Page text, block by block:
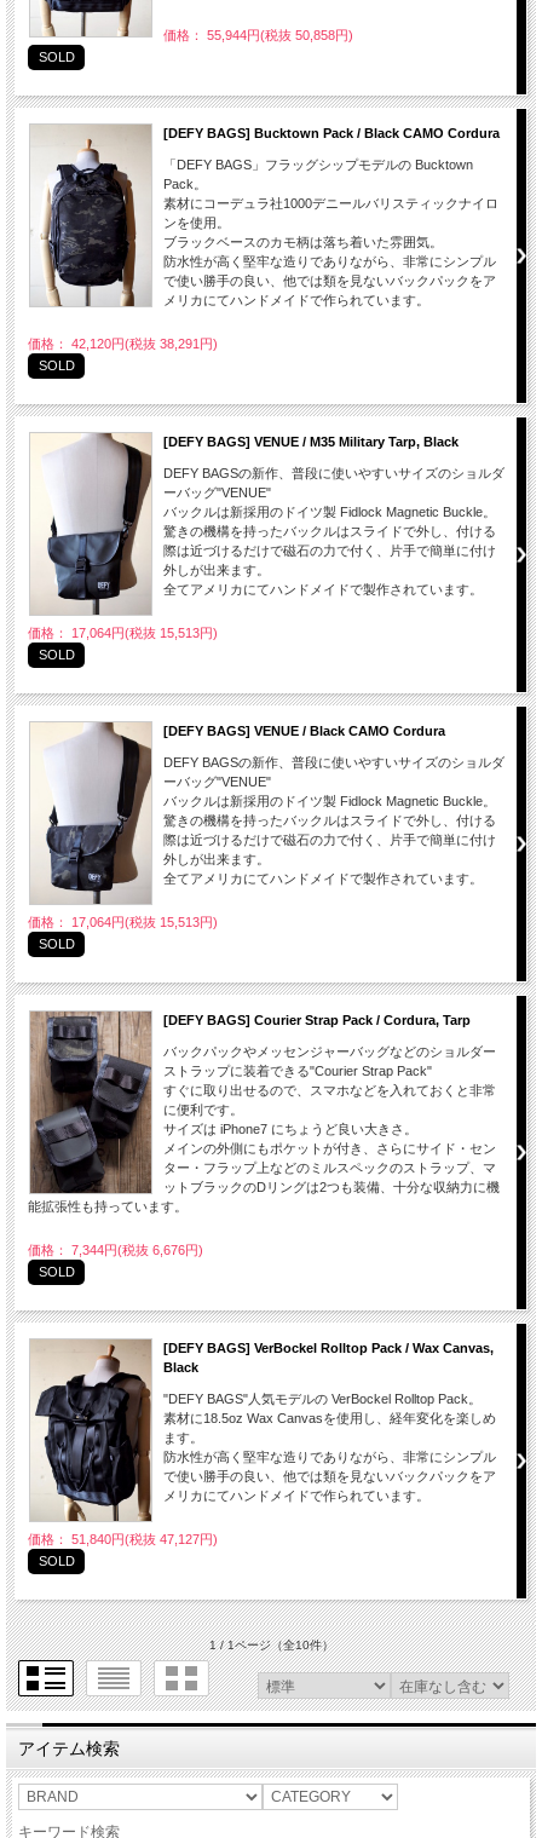
価格： 55,944円(税抜 50,858円)
SOLD
[DEFY BAGS] Bucktown Pack / Black CAMO Cordura
「DEFY BAGS」フラッグシップモデルの Bucktown
Pack。
素材にコーデュラ社1000デニールバリスティックナイロ
ンを使用。
ブラックベースのカモ柄は落ち着いた雰囲気。
防水性が高く堅牢な造りでありながら、非常にシンプル
で使い勝手の良い、他では類を見ないバックパックをア
メリカにてハンドメイドで作られています。
価格： 42,120円(税抜 38,291円)
SOLD
[DEFY BAGS] VENUE / M35 Military Tarp, Black
DEFY BAGSの新作、普段に使いやすいサイズのショルダ
ーバッグ"VENUE"
バックルは新採用のドイツ製 Fidlock Magnetic Buckle。
驚きの機構を持ったバックルはスライドで外し、付ける
際は近づけるだけで磁石の力で付く、片手で簡単に付け
外しが出来ます。
全てアメリカにてハンドメイドで製作されています。
価格： 17,064円(税抜 15,513円)
SOLD
[DEFY BAGS] VENUE / Black CAMO Cordura
DEFY BAGSの新作、普段に使いやすいサイズのショルダ
ーバッグ"VENUE"
バックルは新採用のドイツ製 Fidlock Magnetic Buckle。
驚きの機構を持ったバックルはスライドで外し、付ける
際は近づけるだけで磁石の力で付く、片手で簡単に付け
外しが出来ます。
全てアメリカにてハンドメイドで製作されています。
価格： 17,064円(税抜 15,513円)
SOLD
[DEFY BAGS] Courier Strap Pack / Cordura, Tarp
バックパックやメッセンジャーバッグなどのショルダー
ストラップに装着できる"Courier Strap Pack"
すぐに取り出せるので、スマホなどを入れておくと非常
に便利です。
サイズは iPhone7 にちょうど良い大きさ。
メインの外側にもポケットが付き、さらにサイド・セン
ター・フラップ上などのミルスペックのストラップ、マ
ットブラックのDリングは2つも装備、十分な収納力に機
能拡張性も持っています。
価格： 7,344円(税抜 6,676円)
SOLD
[DEFY BAGS] VerBockel Rolltop Pack / Wax Canvas,
Black
"DEFY BAGS"人気モデルの VerBockel Rolltop Pack。
素材に18.5oz Wax Canvasを使用し、経年変化を楽しめ
ます。
防水性が高く堅牢な造りでありながら、非常にシンプル
で使い勝手の良い、他では類を見ないバックパックをア
メリカにてハンドメイドで作られています。
価格： 51,840円(税抜 47,127円)
SOLD
1 / 1ページ（全10件）
アイテム検索
キーワード検索